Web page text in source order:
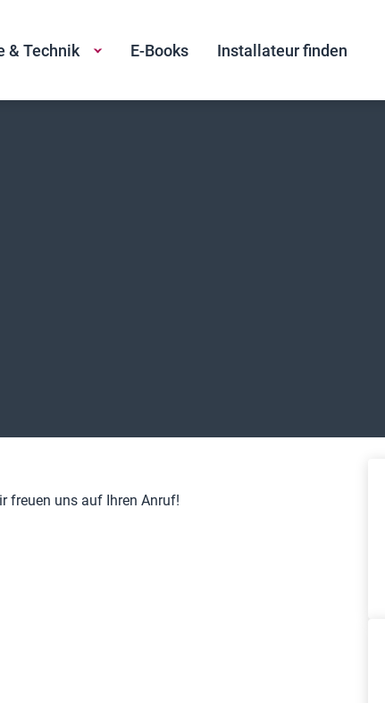
& Technik E-Books Installateur finden
freuen uns auf Ihren Anruf!